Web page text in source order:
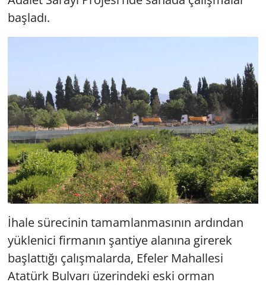
başladı.
İhale sürecinin tamamlanmasının ardından
yüklenici firmanın şantiye alanına girerek
başlattığı çalışmalarda, Efeler Mahallesi
Atatürk Bulvarı üzerindeki eski orman